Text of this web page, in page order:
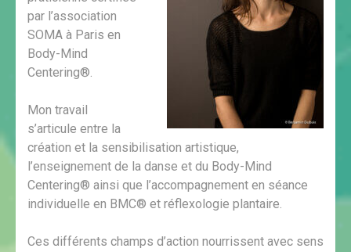
par l’association
SOMA à Paris en
Body-Mind
Centering®.
Mon travail
s’articule entre la
création et la sensibilisation artistique,
l’enseignement de la danse et du Body-Mind
Centering® ainsi que l’accompagnement en séance
individuelle en BMC® et réflexologie plantaire.
Ces différents champs d’action nourrissent avec sens